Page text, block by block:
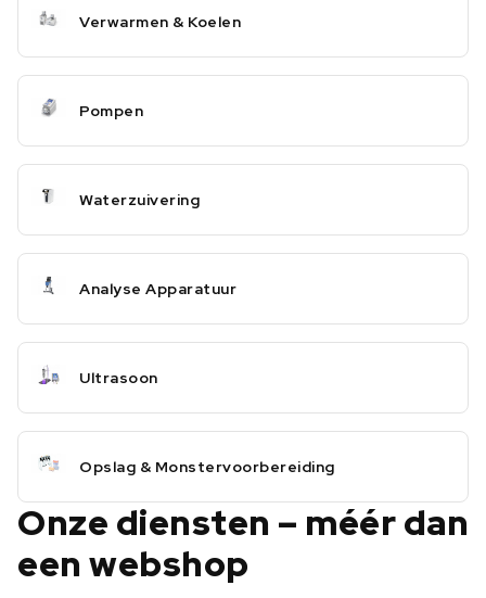
Verwarmen & Koelen
Pompen
Waterzuivering
Analyse Apparatuur
Ultrasoon
Opslag & Monstervoorbereiding
Onze diensten – méér dan
een webshop